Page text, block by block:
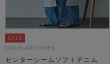
DOUX ARCHIVES
センターシームソフトデニム